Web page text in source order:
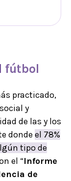
fútbol
practicado,
y
de las y los
donde el 78%
tipo de
el “Informe
de